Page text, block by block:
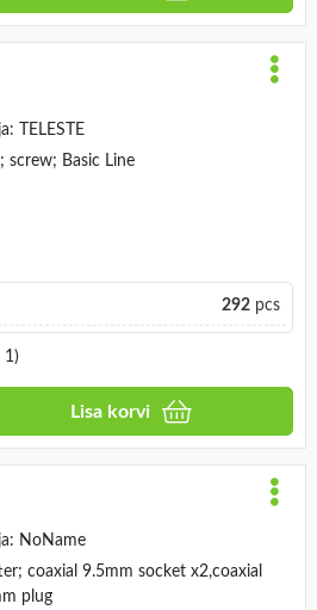
TELESTE
screw; Basic Line
292pcs
1)
Lisa korvi
NoName
coaxial 9.5mm socket x2,coaxial
plug